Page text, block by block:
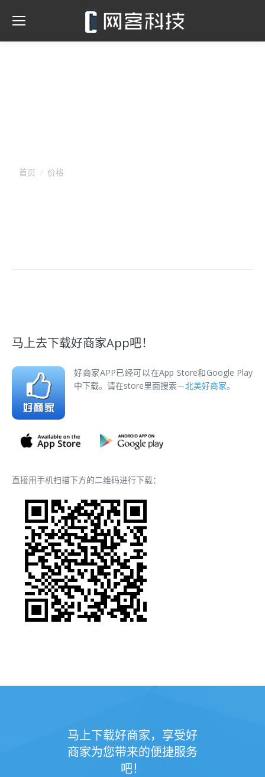
您在这里：
首页 价格
马上去下载好商家App吧！
好商家APP已经可以在App Store和Google Play
中下载。请在store里面搜索－北美好商家。
直接用手机扫描下方的二维码进行下载：
马上下载好商家，享受好
商家为您带来的便捷服务
吧！